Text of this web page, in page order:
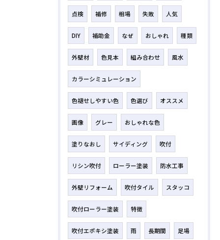
点検 補修 相場 失敗 人気
DIY 補助金 なぜ おしゃれ 種類
外壁材 色見本 組み合わせ 風水
カラーシミュレーション
色褪せしやすい色 色選び オススメ
画像 グレー おしゃれな色
塗りなおし サイディング 吹付
リシン吹付 ローラー塗装 防水工事
外壁リフォーム 吹付タイル スタッコ
吹付ローラー塗装 特徴
吹付エポキシ塗装 雨 長期間 足場